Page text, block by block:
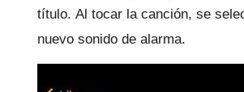
título. Al tocar la canción, se
nuevo sonido de alarma.